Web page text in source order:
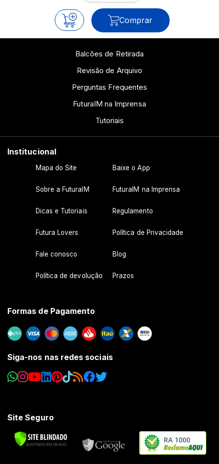
Comprar
Balcões de Retirada
Revisão de Arquivo
Perguntas Frequentes
FuturaIM na Imprensa
Tutoriais
Institucional
Mapa do Site Baixe o App
Sobre a FuturaIM FuturaIM na Imprensa
Dicas e Tutoriais Regulamento
Futura Lovers Política de Privacidade
Fale conosco Blog
Política de devolução Prazos
Formas de Pagamento
Siga-nos nas redes sociais
Site Seguro
RA 1000